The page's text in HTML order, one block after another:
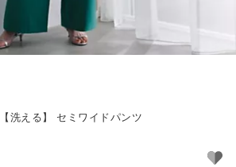
洗える】 セミワイドパンツ